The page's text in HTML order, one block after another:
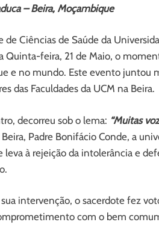
– Beira, Moçambique
de Ciências de Saúde da
Quinta-feira, 21 de Maio, o
e no mundo. Este evento juntou
das Faculdades da UCM na Beira.
decorreu sob o lema: “Muitas
Padre Bonifácio Conde, a
leva à rejeição da intolerância e
intervenção, o sacerdote fez
com o bem